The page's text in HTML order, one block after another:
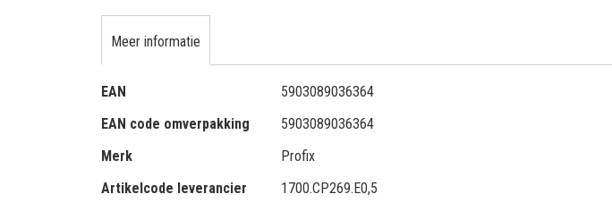
naar
begin
de
gallerij
Meer informatie
Meer
EAN
5903089036364
EAN code omverpakking
5903089036364
Merk
Profix
Artikelcode leverancier
1700.CP269.E0,5